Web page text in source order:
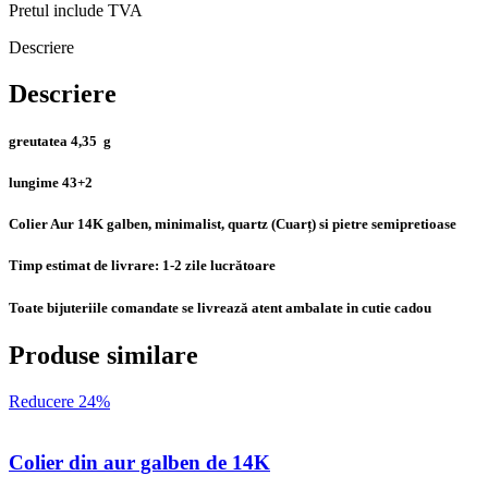
roz
aur
14K
Pretul include TVA
Descriere
Descriere
greutatea 4,35 g
lungime 43+2
Colier Aur 14K galben, minimalist, quartz (Cuarț) si pietre semipretioase
Timp estimat de livrare: 1-2 zile lucrătoare
Toate bijuteriile comandate se livrează atent ambalate in cutie cadou
Produse similare
Reducere 24%
Colier din aur galben de 14K